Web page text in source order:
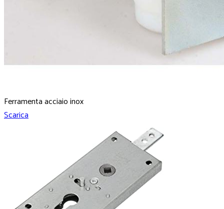
Ferramenta acciaio inox
Scarica